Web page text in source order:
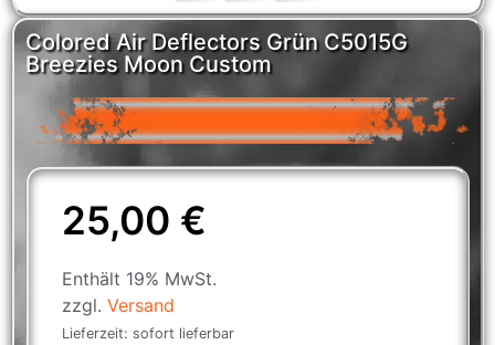
Colored Air Deflectors Grün C5015G
Breezies Moon Custom
25,00 €
Enthält 19% MwSt.
zzgl. Versand
Lieferzeit: sofort lieferbar